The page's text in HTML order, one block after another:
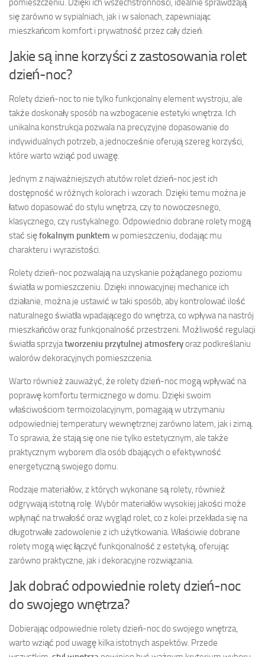
pomieszczeniu. Dzięki ich wszechstronności, idealnie sprawdzają
się zarówno w sypialniach, jak i w salonach, zapewniając
mieszkańcom komfort i prywatność przez cały dzień.
Jakie są inne korzyści z zastosowania rolet
dzień-noc?
Rolety dzień-noc to nie tylko funkcjonalny element wystroju, ale
także doskonały sposób na wzbogacenie estetyki wnętrza. Ich
unikalna konstrukcja pozwala na precyzyjne dopasowanie do
indywidualnych potrzeb, a jednocześnie oferują szereg korzyści,
które warto wziąć pod uwagę.
Jednym z najważniejszych atutów rolet dzień-noc jest ich
dostępność w różnych kolorach i wzorach. Dzięki temu można je
łatwo dopasować do stylu wnętrza, czy to nowoczesnego,
klasycznego, czy rustykalnego. Odpowiednio dobrane rolety mogą
stać sięfokalnym punktem w pomieszczeniu, dodając mu
charakteru i wyrazistości.
Rolety dzień-noc pozwalają na uzyskanie pożądanego poziomu
światła w pomieszczeniu. Dzięki innowacyjnej mechanice ich
działanie, można je ustawić w taki sposób, aby kontrolować ilość
naturalnego światła wpadającego do wnętrza, co wpływa na nastrój
mieszkańców oraz funkcjonalność przestrzeni. Możliwość regulacji
światła sprzyjatworzeniu przytulnej atmosferyoraz podkreślaniu
walorów dekoracyjnych pomieszczenia.
Warto również zauważyć, że rolety dzień-noc mogą wpływać na
poprawę komfortu termicznego w domu. Dzięki swoim
właściwościom termoizolacyjnym, pomagają w utrzymaniu
odpowiedniej temperatury wewnętrznej zarówno latem, jak i zimą.
To sprawia, że stają się one nie tylko estetycznym, ale także
praktycznym wyborem dla osób dbających o efektywność
energetyczną swojego domu.
Rodzaje materiałów, z których wykonane są rolety, również
odgrywają istotną rolę. Wybór materiałów wysokiej jakości może
wpłynąć na trwałość oraz wygląd rolet, co z kolei przekłada się na
długotrwałe zadowolenie z ich użytkowania. Właściwie dobrane
rolety mogą więc łączyć funkcjonalność z estetyką, oferując
zarówno praktyczne, jak i dekoracyjne rozwiązania.
Jak dobrać odpowiednie rolety dzień-noc
do swojego wnętrza?
Dobierając odpowiednie rolety dzień-noc do swojego wnętrza,
warto wziąć pod uwagę kilka istotnych aspektów. Przede